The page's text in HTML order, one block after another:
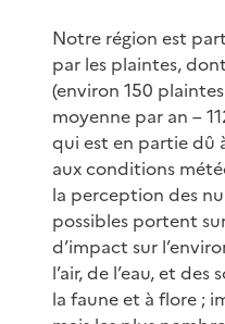
Notre région est
par les plaintes,
(environ 150
moyenne par an –
qui est en partie dû
aux conditions
la perception des
possibles portent
d’impact sur
l’air, de l’eau, et
la faune et à flore ;